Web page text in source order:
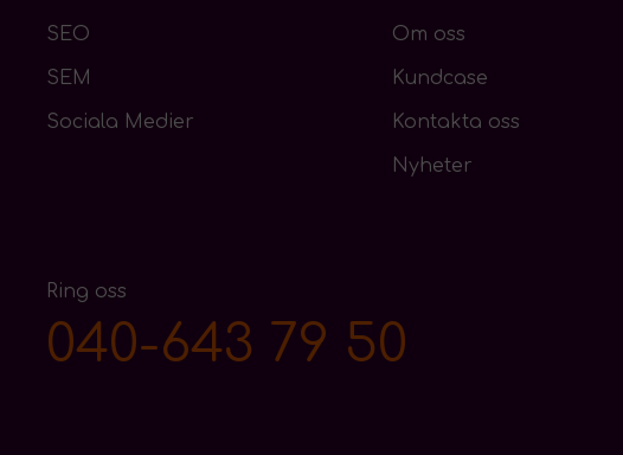
SEO
SEM
Sociala Medier
Om oss
Kundcase
Kontakta oss
Nyheter
Ring oss
040-643 79 50